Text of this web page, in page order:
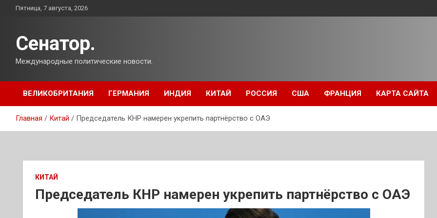
ПерейтиПятница, 7 августа, 2026
Сенатор.
Международные политические новости.
ВЕЛИКОБРИТАНИЯ ГЕРМАНИЯ ИНДИЯ КИТАЙ РОССИЯ США ФРАНЦИЯ КАРТА САЙТА
Главная Китай Председатель КНР намерен укрепить партнёрство с ОАЭ
КИТАЙ
Председатель КНР намерен укрепить партнёрство с ОАЭ